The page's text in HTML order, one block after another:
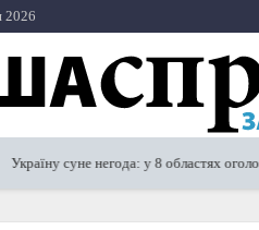
2026
суне негода: у 8 областях